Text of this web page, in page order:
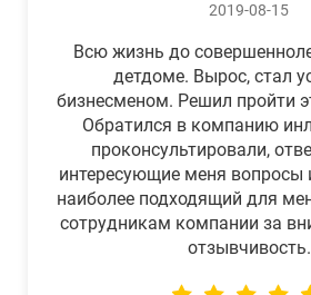
2019-08-15
Всю жизнь до
детдоме. Вырос, стал
бизнесменом. Решил пройти
Обратился в компанию
проконсультировали,
интересующие меня вопросы
наиболее подходящий для
сотрудникам компании за
отзывчивость.